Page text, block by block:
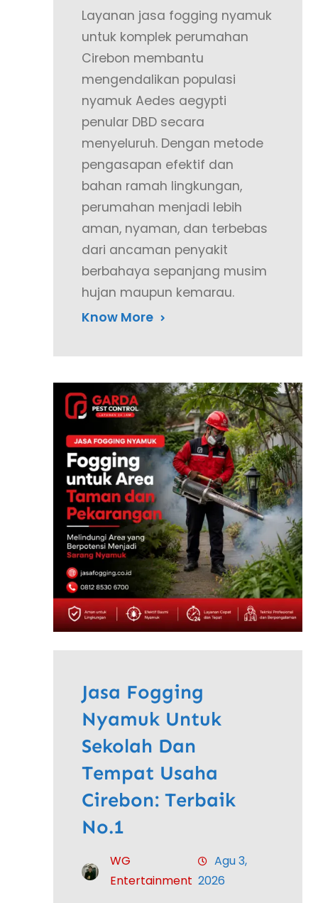
Layanan jasa fogging nyamuk
untuk komplek perumahan
Cirebon membantu
mengendalikan populasi
nyamuk Aedes aegypti
penular DBD secara
menyeluruh. Dengan metode
pengasapan efektif dan
bahan ramah lingkungan,
perumahan menjadi lebih
aman, nyaman, dan terbebas
dari ancaman penyakit
berbahaya sepanjang musim
hujan maupun kemarau.
Know More
Jasa Fogging
Nyamuk Untuk
Sekolah Dan
Tempat Usaha
Cirebon: Terbaik
No.1
WG
Entertainment
Agu 3,
2026